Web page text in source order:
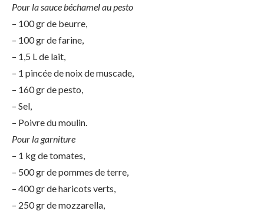
Pour la sauce béchamel au pesto
– 100 gr de beurre,
– 100 gr de farine,
– 1,5 L de lait,
– 1 pincée de noix de muscade,
– 160 gr de pesto,
– Sel,
– Poivre du moulin.
Pour la garniture
– 1 kg de tomates,
– 500 gr de pommes de terre,
– 400 gr de haricots verts,
– 250 gr de mozzarella,